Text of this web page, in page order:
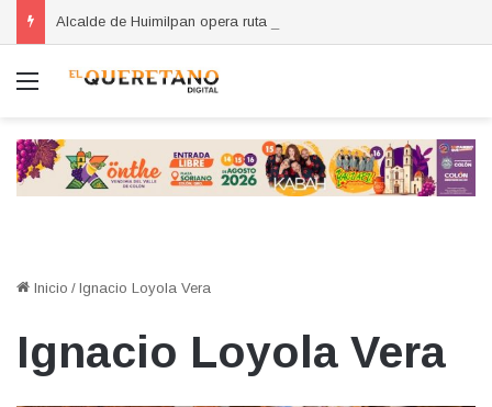
Menú
Inicio / Ignacio Loyola Vera
Ignacio Loyola Vera